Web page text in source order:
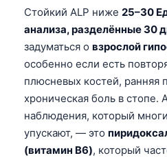
Стойкий ALP ниже 25–30
анализа, разделённые 30
задуматься о взрослой
особенно если есть
плюсневых костей, ранняя
хроническая боль в стопе.
наблюдения, который
упускают, — это
(витамин B6), который
Euskara
Gàidhlig
Occitan
العربية المغربية
Монгол
ພາສາລາວ